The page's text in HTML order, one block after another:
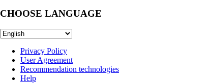
CHOOSE LANGUAGE
Privacy Policy
User Agreement
Recommendation technologies
Help